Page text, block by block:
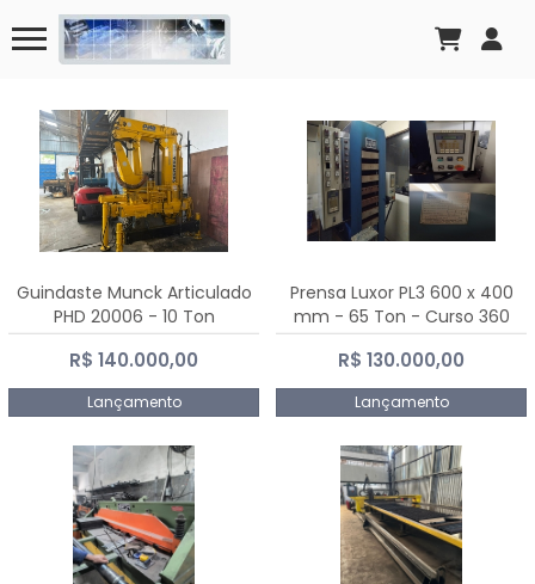
Guindaste Munck Articulado
PHD 20006 - 10 Ton
R$ 140.000,00
Lançamento
Prensa Luxor PL3 600 x 400
mm - 65 Ton - Curso 360
mm
R$ 130.000,00
Lançamento